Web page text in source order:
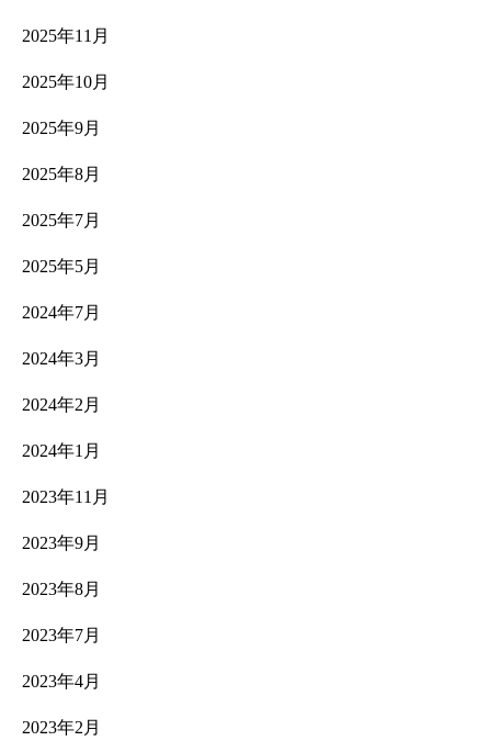
2025年11月
2025年10月
2025年9月
2025年8月
2025年7月
2025年5月
2024年7月
2024年3月
2024年2月
2024年1月
2023年11月
2023年9月
2023年8月
2023年7月
2023年4月
2023年2月